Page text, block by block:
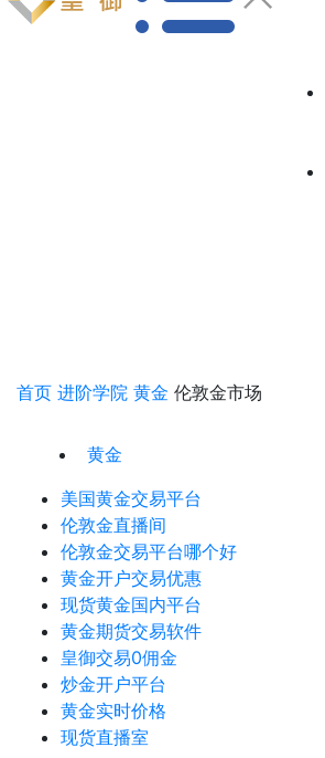
首页 进阶学院 黄金 伦敦金市场
黄金
美国黄金交易平台
伦敦金直播间
伦敦金交易平台哪个好
黄金开户交易优惠
现货黄金国内平台
黄金期货交易软件
皇御交易0佣金
炒金开户平台
黄金实时价格
现货直播室